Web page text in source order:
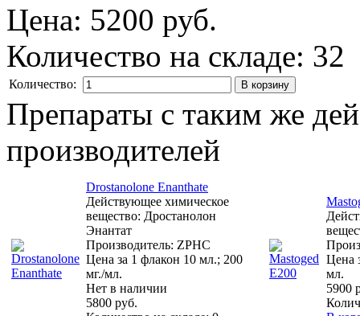
Цена: 5200 руб.
Количество на складе: 32
Количество:
Препараты с таким же
производителей
Drostanolone Enanthate
Действующее химическое
вещество: Дростанолон
Энантат
Производитель: ZPHC
Цена за 1 флакон 10 мл.; 200
мг./мл.
Нет в наличии
5800 руб.
Цена
мл.
5900